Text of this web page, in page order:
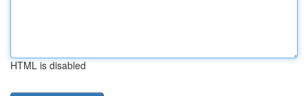
HTML is disabled